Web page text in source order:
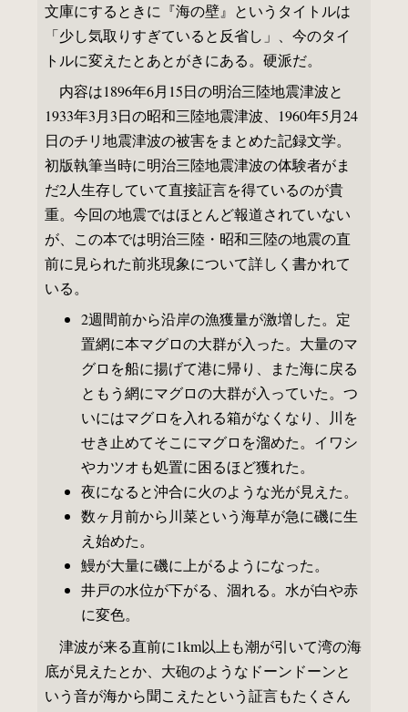
文庫にするときに『海の壁』というタイトルは
「少し気取りすぎていると反省し」、今のタイ
トルに変えたとあとがきにある。硬派だ。
内容は1896年6月15日の明治三陸地震津波と
1933年3月3日の昭和三陸地震津波、1960年5月24
日のチリ地震津波の被害をまとめた記録文学。
初版執筆当時に明治三陸地震津波の体験者がま
だ2人生存していて直接証言を得ているのが貴
重。今回の地震ではほとんど報道されていない
が、この本では明治三陸・昭和三陸の地震の直
前に見られた前兆現象について詳しく書かれて
いる。
2週間前から沿岸の漁獲量が激増した。定
置網に本マグロの大群が入った。大量のマ
グロを船に揚げて港に帰り、また海に戻る
ともう網にマグロの大群が入っていた。つ
いにはマグロを入れる箱がなくなり、川を
せき止めてそこにマグロを溜めた。イワシ
やカツオも処置に困るほど獲れた。
夜になると沖合に火のような光が見えた。
数ヶ月前から川菜という海草が急に磯に生
え始めた。
鰻が大量に磯に上がるようになった。
井戸の水位が下がる、涸れる。水が白や赤
に変色。
津波が来る直前に1km以上も潮が引いて湾の海
底が見えたとか、大砲のようなドーンドーンと
いう音が海から聞こえたという証言もたくさん